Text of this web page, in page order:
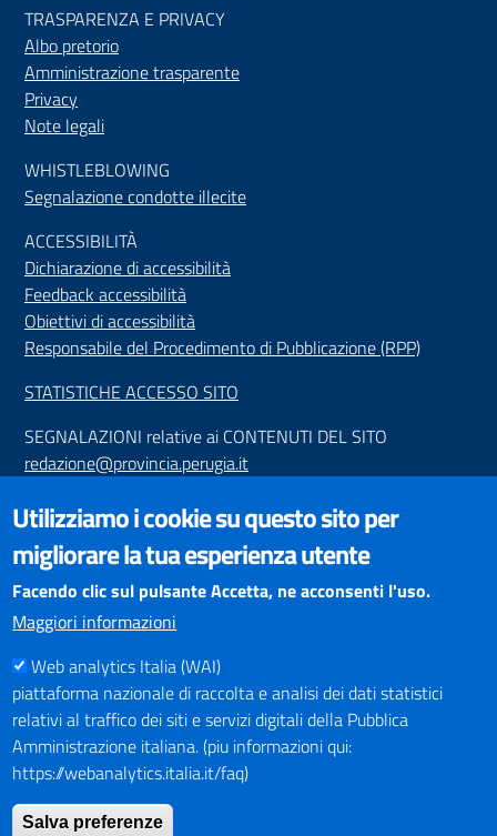
TRASPARENZA E PRIVACY
Albo pretorio
Amministrazione trasparente
Privacy
Note legali
WHISTLEBLOWING
Segnalazione condotte illecite
ACCESSIBILITÀ
Dichiarazione di accessibilità
Feedback accessibilità
Obiettivi di accessibilità
Responsabile del Procedimento di Pubblicazione (RPP)
STATISTICHE ACCESSO SITO
SEGNALAZIONI relative ai CONTENUTI DEL SITO
redazione@provincia.perugia.it
VISUALIZZAZIONE CONTENUTI
Il sito internet della Provincia di Perugia è ottimizzato per
essere visualizzato dai principali browser aggiornati. L'uso di
browser non aggiornati può creare problemi di visualizzazione
dei contenuti.
PAGAMENTI
SOCIAL NETWORKS
Pagina Facebook
Utilizziamo i cookie su questo sito per
migliorare la tua esperienza utente
Facendo clic sul pulsante Accetta, ne acconsenti l'uso.
Maggiori informazioni
Web analytics Italia (WAI)
piattaforma nazionale di raccolta e analisi dei dati statistici
relativi al traffico dei siti e servizi digitali della Pubblica
Amministrazione italiana. (piu informazioni qui:
https://webanalytics.italia.it/faq)
Salva preferenze